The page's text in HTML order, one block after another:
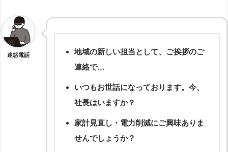
迷惑電話
地域の新しい担当として、ご挨拶のご
連絡で…
いつもお世話になっております。今、
社長はいますか？
家計見直し・電力削減にご興味ありま
せんでしょうか？